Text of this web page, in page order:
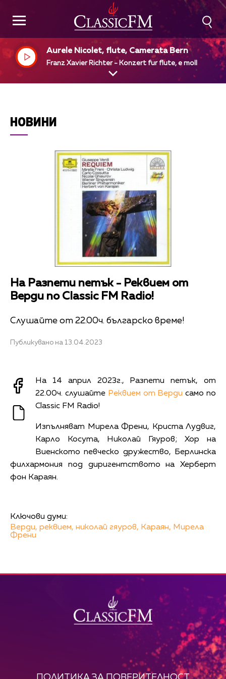
Aurele Nicolet, flute, Camerata Bern
Franz Xavier Richter - Konzert fur flute, e moll
НОВИНИ
На Разпети петък - Реквием от
Верди по Classic FM Radio!
Слушайте от 22.00ч. българско време!
Публикувано на 13.04.2023
На 14 април 2023г., Разпети петък, от
22.00ч. слушайте Реквием от Верди само по
Classic FM Radio!
Изпълняват Мирела Френи, Криста Лудвиг,
Карло Косута, Николай Гяуров; Хор на
Виенското певческо дружество, Берлинска
филхармония под диригентството на Херберт
фон Караян.
Ключови думи:
Верди, реквием, николай гяуров, Караян, Мирела
Френи